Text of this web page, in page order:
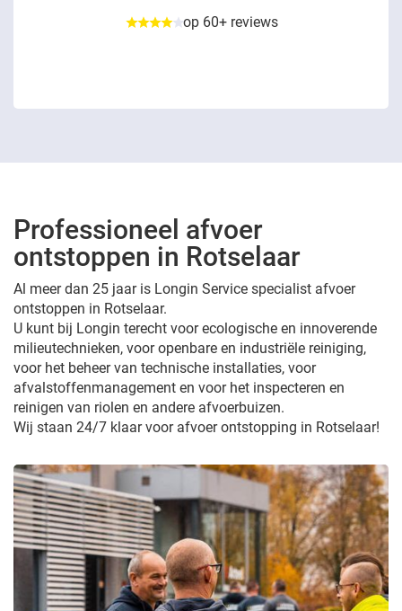
op 60+ reviews
Professioneel afvoer
ontstoppen in Rotselaar
Al meer dan 25 jaar is Longin Service specialist afvoer
ontstoppen in Rotselaar.
U kunt bij Longin terecht voor ecologische en innoverende
milieutechnieken, voor openbare en industriële reiniging,
voor het beheer van technische installaties, voor
afvalstoffenmanagement en voor het inspecteren en
reinigen van riolen en andere afvoerbuizen.
Wij staan 24/7 klaar voor afvoer ontstopping in Rotselaar!